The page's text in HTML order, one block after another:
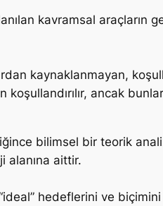
kavramsal araçların
kaynaklanmayan,
ancak
bilimsel bir teorik
alanına aittir.
hedeflerini ve